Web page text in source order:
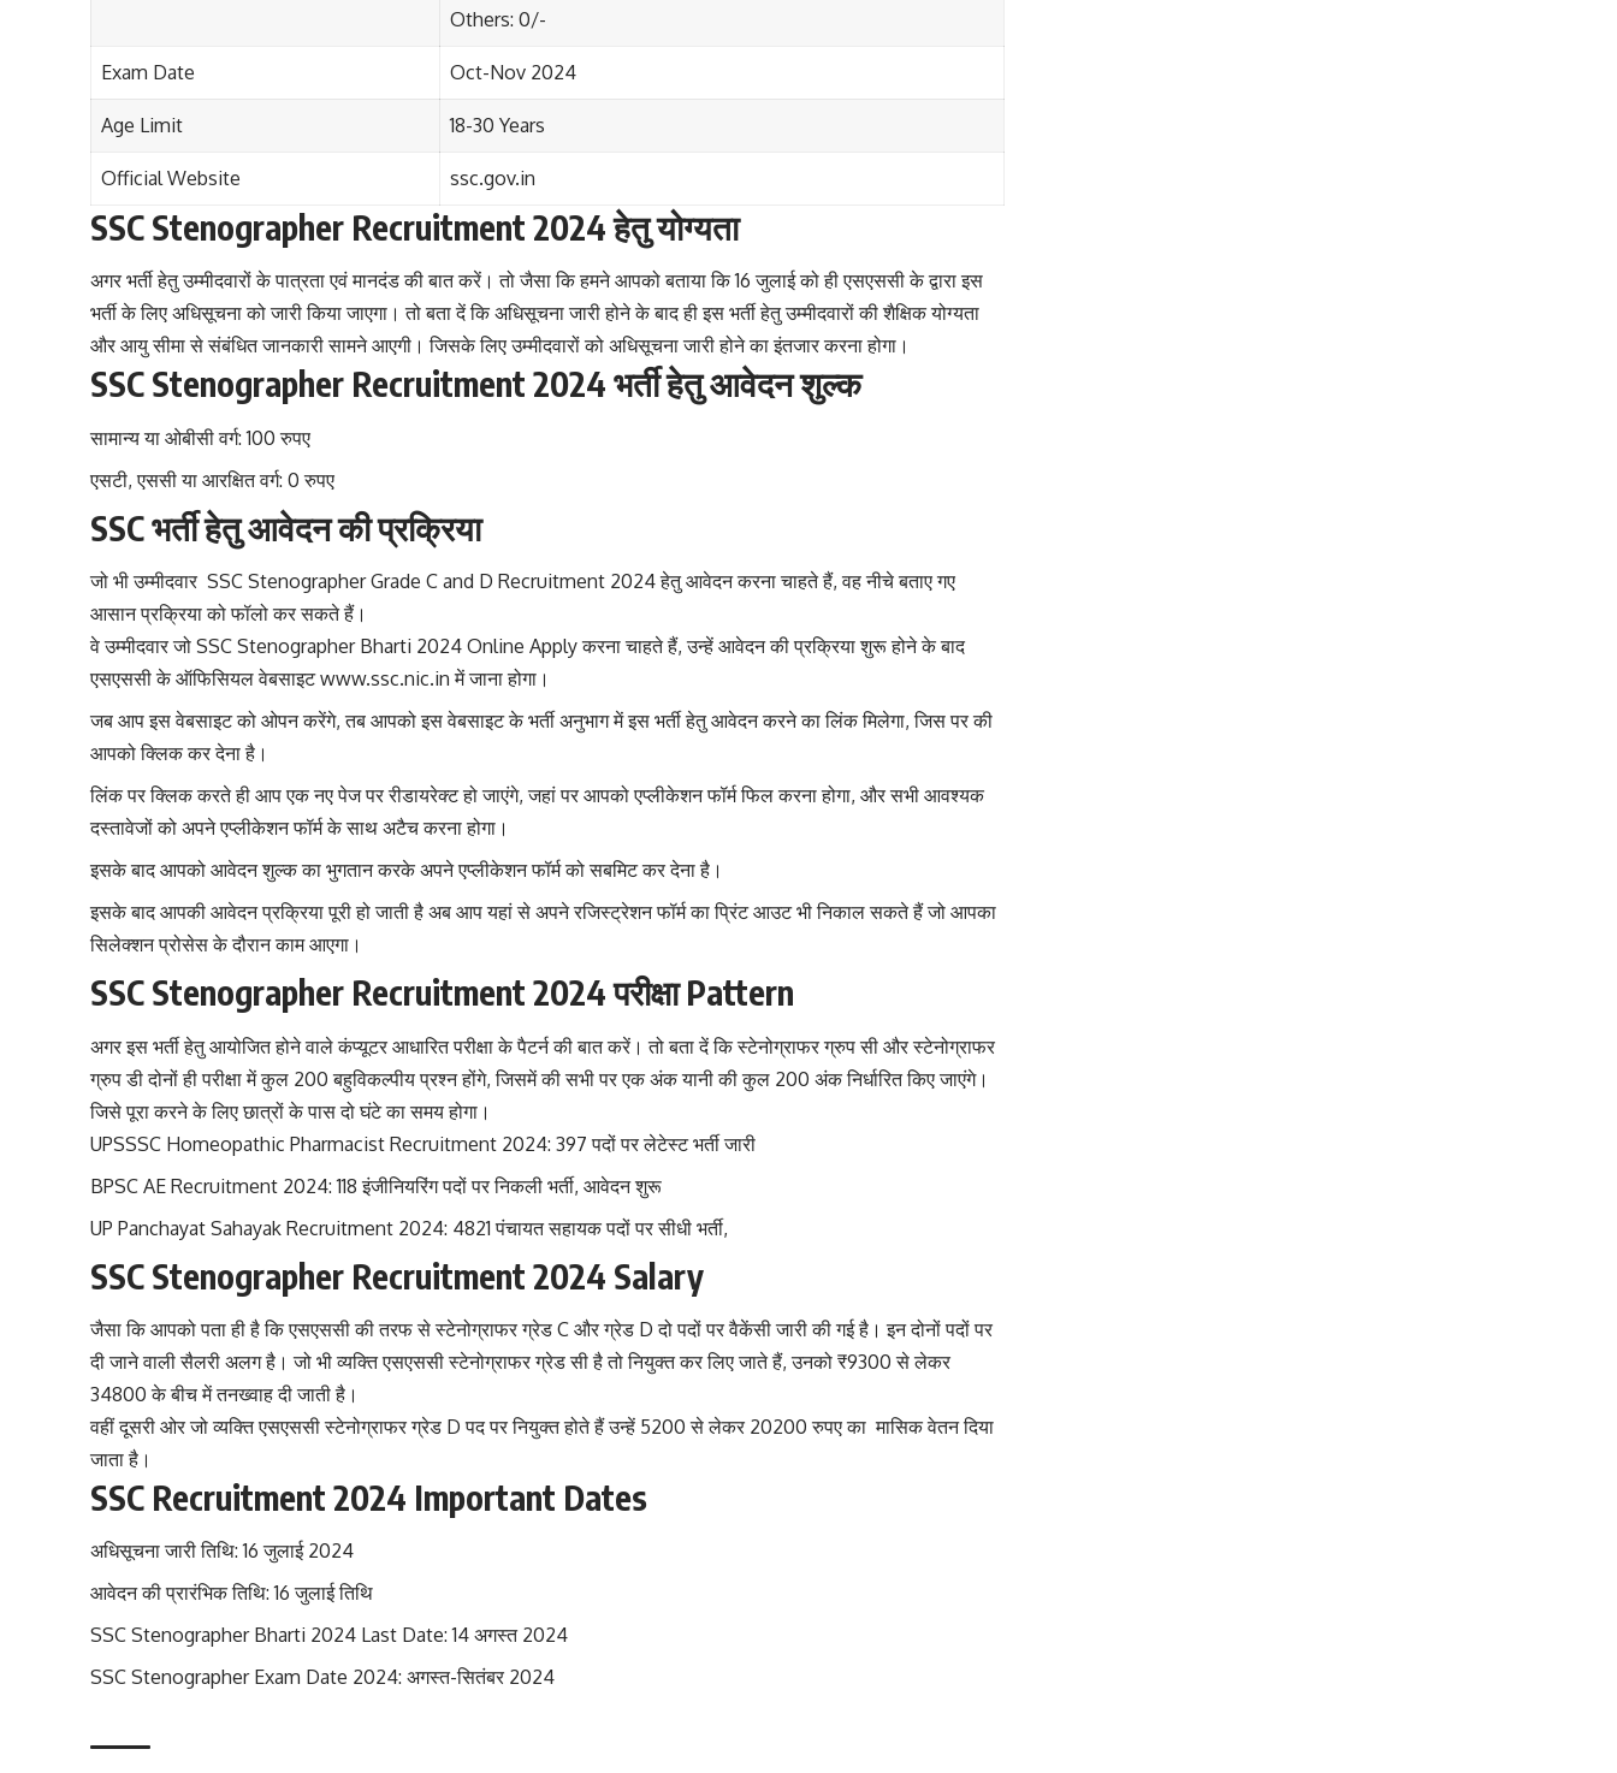
Others: 0/-
Exam Date Oct-Nov 2024
Age Limit 18-30 Years
Official Website ssc.gov.in
SSC Stenographer Recruitment 2024 हेतु योग्यता
अगर भर्ती हेतु उम्मीदवारों के पात्रता एवं मानदंड की बात करें। तो जैसा कि हमने आपको बताया कि 16 जुलाई को ही एसएससी के द्वारा इस
भर्ती के लिए अधिसूचना को जारी किया जाएगा। तो बता दें कि अधिसूचना जारी होने के बाद ही इस भर्ती हेतु उम्मीदवारों की शैक्षिक योग्यता
और आयु सीमा से संबंधित जानकारी सामने आएगी। जिसके लिए उम्मीदवारों को अधिसूचना जारी होने का इंतजार करना होगा।
SSC Stenographer Recruitment 2024 भर्ती हेतु आवेदन शुल्क
सामान्य या ओबीसी वर्ग: 100 रुपए
एसटी, एससी या आरक्षित वर्ग: 0 रुपए
SSC भर्ती हेतु आवेदन की प्रक्रिया
जो भी उम्मीदवार SSC Stenographer Grade C and D Recruitment 2024 हेतु आवेदन करना चाहते हैं, वह नीचे बताए गए
आसान प्रक्रिया को फॉलो कर सकते हैं।
वे उम्मीदवार जो SSC Stenographer Bharti 2024 Online Apply करना चाहते हैं, उन्हें आवेदन की प्रक्रिया शुरू होने के बाद
एसएससी के ऑफिसियल वेबसाइटwww.ssc.nic.in में जाना होगा।
जब आप इस वेबसाइट को ओपन करेंगे, तब आपको इस वेबसाइट के भर्ती अनुभाग में इस भर्ती हेतु आवेदन करने का लिंक मिलेगा, जिस पर की
आपको क्लिक कर देना है।
लिंक पर क्लिक करते ही आप एक नए पेज पर रीडायरेक्ट हो जाएंगे, जहां पर आपको एप्लीकेशन फॉर्म फिल करना होगा, और सभी आवश्यक
दस्तावेजों को अपने एप्लीकेशन फॉर्म के साथ अटैच करना होगा।
इसके बाद आपको आवेदन शुल्क का भुगतान करके अपने एप्लीकेशन फॉर्म को सबमिट कर देना है।
इसके बाद आपकी आवेदन प्रक्रिया पूरी हो जाती है अब आप यहां से अपने रजिस्ट्रेशन फॉर्म का प्रिंट आउट भी निकाल सकते हैं जो आपका
सिलेक्शन प्रोसेस के दौरान काम आएगा।
SSC Stenographer Recruitment 2024 परीक्षा Pattern
अगर इस भर्ती हेतु आयोजित होने वाले कंप्यूटर आधारित परीक्षा के पैटर्न की बात करें। तो बता दें कि स्टेनोग्राफर ग्रुप सी और स्टेनोग्राफर
ग्रुप डी दोनों ही परीक्षा में कुल 200 बहुविकल्पीय प्रश्न होंगे, जिसमें की सभी पर एक अंक यानी की कुल 200 अंक निर्धारित किए जाएंगे।
जिसे पूरा करने के लिए छात्रों के पास दो घंटे का समय होगा।
UPSSSC Homeopathic Pharmacist Recruitment 2024: 397 पदों पर लेटेस्ट भर्ती जारी
BPSC AE Recruitment 2024: 118 इंजीनियरिंग पदों पर निकली भर्ती, आवेदन शुरू
UP Panchayat Sahayak Recruitment 2024: 4821 पंचायत सहायक पदों पर सीधी भर्ती,
SSC Stenographer Recruitment 2024 Salary
जैसा कि आपको पता ही है कि एसएससी की तरफ से स्टेनोग्राफर ग्रेड C और ग्रेड D दो पदों पर वैकेंसी जारी की गई है। इन दोनों पदों पर
दी जाने वाली सैलरी अलग है। जो भी व्यक्ति एसएससी स्टेनोग्राफर ग्रेड सी है तो नियुक्त कर लिए जाते हैं, उनको ₹9300 से लेकर
34800 के बीच में तनख्वाह दी जाती है।
वहीं दूसरी ओर जो व्यक्ति एसएससी स्टेनोग्राफर ग्रेड D पद पर नियुक्त होते हैं उन्हें 5200 से लेकर 20200 रुपए का मासिक वेतन दिया
जाता है।
SSC Recruitment 2024 Important Dates
अधिसूचना जारी तिथि: 16 जुलाई 2024
आवेदन की प्रारंभिक तिथि: 16 जुलाई तिथि
SSC Stenographer Bharti 2024 Last Date: 14 अगस्त 2024
SSC Stenographer Exam Date 2024: अगस्त-सितंबर 2024